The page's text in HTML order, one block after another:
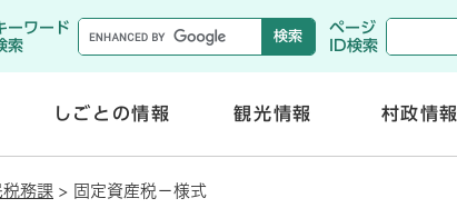
メニューを飛ばして本文へ
ーワード
索
ページ
ID検索
しごとの情報
く
観光情報 村政情報
税務課 > 固定資産税－様式